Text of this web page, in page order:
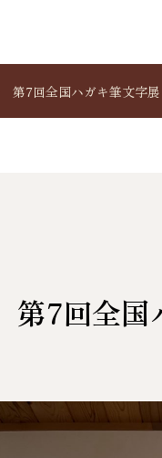
第7回全国ハガキ筆文字展
第7回全国